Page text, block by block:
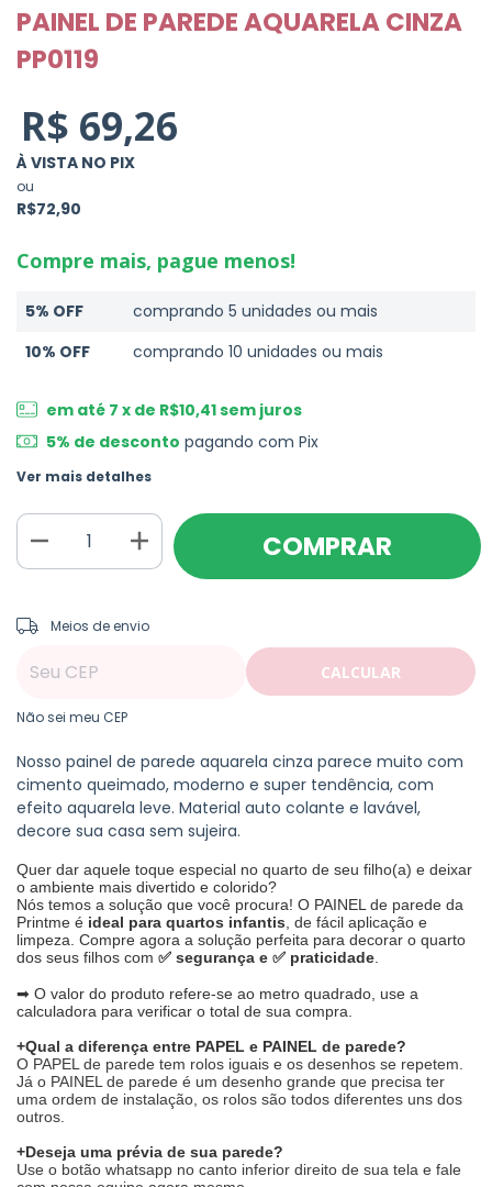
PAINEL DE PAREDE AQUARELA CINZA
PP0119
R$ 69,26
À VISTA NO PIX
ou
R$72,90
Compre mais, pague menos!
5% OFF
comprando 5 unidades ou mais
10% OFF
comprando 10 unidades ou mais
em até 7 x de R$10,41sem juros
5% de desconto pagando com Pix
Ver mais detalhes
Entregas para o CEP:
Meios de envio
CALCULAR
Não sei meu CEP
Nosso painel de parede aquarela cinza parece muito com
cimento queimado, moderno e super tendência, com
efeito aquarela leve. Material auto colante e lavável,
decore sua casa sem sujeira.
Quer dar aquele toque especial no quarto de seu filho(a) e deixar
o ambiente mais divertido e colorido?
Nós temos a solução que você procura! O PAINEL de parede da
Printme é ideal para quartos infantis , de fácil aplicação e
limpeza. Compre agora a solução perfeita para decorar o quarto
dos seus filhos com ✅ segurança e ✅ praticidade
➡ O valor do produto refere-se ao metro quadrado, use a
calculadora para verificar o total de sua compra.
+Qual a diferença entre PAPEL e PAINEL de parede?
O PAPEL de parede tem rolos iguais e os desenhos se repetem.
Já o PAINEL de parede é um desenho grande que precisa ter
uma ordem de instalação, os rolos são todos diferentes uns dos
outros.
+Deseja uma prévia de sua parede?
Use o botão whatsapp no canto inferior direito de sua tela e fale